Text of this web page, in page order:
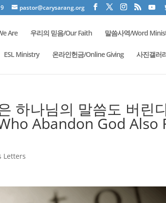
pastor@carysarang.org
Are 우리의 믿음/Our Faith 말씀사역/Word
ESL Ministry 온라인헌금/Online Giving 사진갤러
하나님의 말씀도 버린
Abandon God Also
Letters